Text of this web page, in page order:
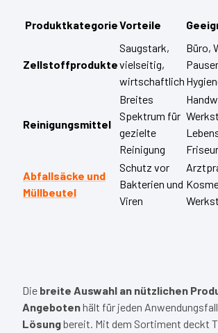
ProduktkategorieVorteile
Zellstoffprodukte
Saugstark,
vielseitig,
wirtschaftlich
Büro,
Reinigungsmittel
Breites
Spektrum für
gezielte
Reinigung
Abfallsäcke und
Müllbeutel
Schutz vor
Bakterien und
Viren
Die breite Auswahl an nützlichen
Angebotenhält für jeden
Lösungbereit. Mit dem Sortiment deckt